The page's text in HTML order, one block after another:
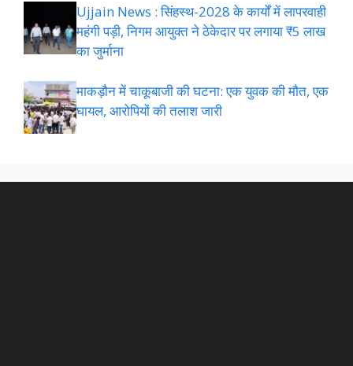
Ujjain News : सिंहस्थ-2028 के कार्यों में लापरवाही
महंगी पड़ी, निगम आयुक्त ने ठेकेदार पर लगाया ₹5 लाख
का जुर्माना
माकड़ौन में चाकूबाजी की घटना: एक युवक की मौत, एक
घायल, आरोपियों की तलाश जारी